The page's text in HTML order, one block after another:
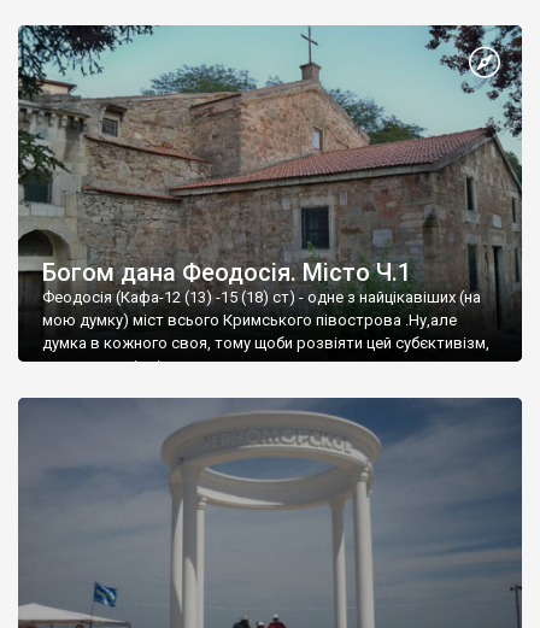
Богом дана Феодосія. Місто Ч.1
Феодосія (Кафа-12 (13) -15 (18) ст) - одне з найцікавіших (на
мою думку) міст всього Кримського півострова .Ну,але
думка в кожного своя, тому щоби розвіяти цей субєктивізм,
запрошую відвідати це